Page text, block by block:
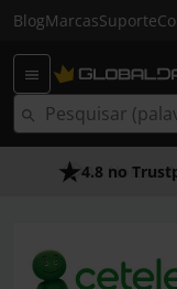
BlogMarcasSuporte
4.8 no